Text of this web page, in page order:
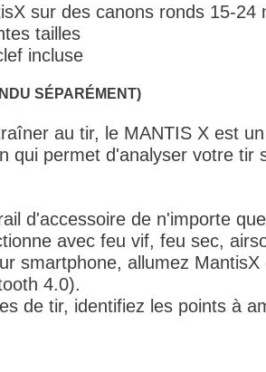
sur des canons ronds 15-24
tailles
incluse
SÉPARÉMENT)
au tir, le MANTIS X est
qui permet d'analyser votre tir
d'accessoire de n'importe
avec feu vif, feu sec,
smartphone, allumez
4.0).
de tir, identifiez les points à